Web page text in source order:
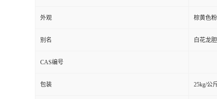
外观 棕黄色
别名 白花龙
CAS编号
包装 25kg/公